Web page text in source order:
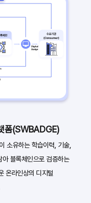
폼(SWBADGE)
소유하는 학습이력, 기술,
블록체인으로 검증하는
온라인상의 디지털